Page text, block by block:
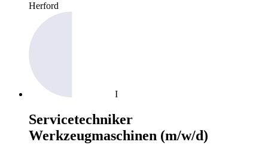
Herford
I
Servicetechniker
Werkzeugmaschinen (m/w/d)